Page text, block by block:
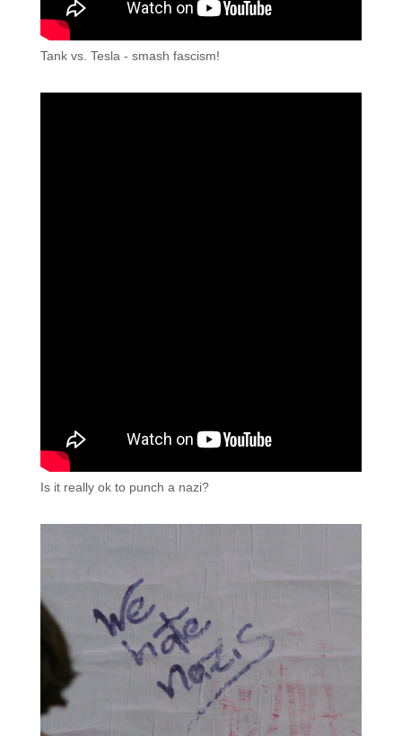
Tank vs. Tesla - smash fascism!
Is it really ok to punch a nazi?